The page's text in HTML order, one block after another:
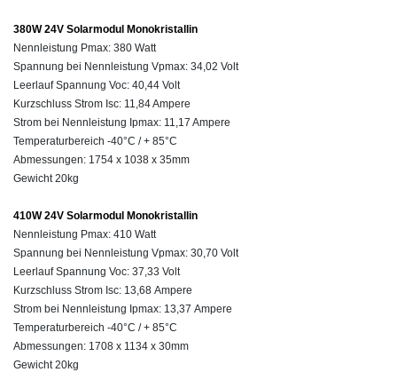
380W 24V Solarmodul Monokristallin
Nennleistung Pmax: 380 Watt
Spannung bei Nennleistung Vpmax: 34,02 Volt
Leerlauf Spannung Voc: 40,44 Volt
Kurzschluss Strom Isc: 11,84 Ampere
Strom bei Nennleistung Ipmax: 11,17 Ampere
Temperaturbereich -40°C / + 85°C
Abmessungen: 1754 x 1038 x 35mm
Gewicht 20kg
410W 24V Solarmodul Monokristallin
Nennleistung Pmax: 410 Watt
Spannung bei Nennleistung Vpmax: 30,70 Volt
Leerlauf Spannung Voc: 37,33 Volt
Kurzschluss Strom Isc: 13,68 Ampere
Strom bei Nennleistung Ipmax: 13,37 Ampere
Temperaturbereich -40°C / + 85°C
Abmessungen: 1708 x 1134 x 30mm
Gewicht 20kg